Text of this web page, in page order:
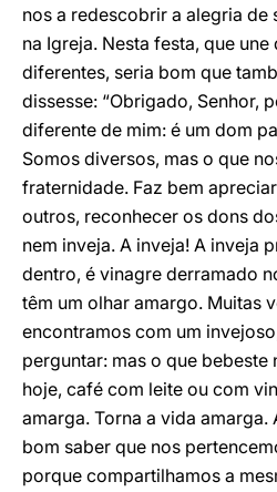
nos a redescobrir a alegria de
na Igreja. Nesta festa, que
diferentes, seria bom que
dissesse: “Obrigado, Senhor,
diferente de mim: é um dom
Somos diversos, mas o que
fraternidade. Faz bem
outros, reconhecer os dons
nem inveja. A inveja! A inveja
dentro, é vinagre derramado
têm um olhar amargo. Muitas
encontramos com um
perguntar: mas o que
hoje, café com leite ou com
amarga. Torna a vida
bom saber que nos
porque compartilhamos a